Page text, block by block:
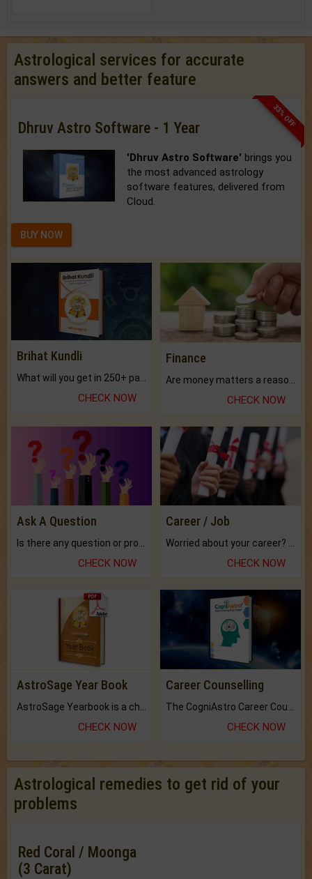
Astrological services for accurate
answers and better feature
33% OFF
Dhruv Astro Software - 1 Year
'Dhruv Astro Software' brings you
the most advanced astrology
software features, delivered from
Cloud.
BUY NOW
Brihat Kundli
CHECK NOW
Finance
CHECK NOW
Ask A Question
CHECK NOW
Career / Job
CHECK NOW
AstroSage Year Book
CHECK NOW
Career Counselling
CHECK NOW
Astrological remedies to get rid of your
problems
Red Coral / Moonga
(3 Carat)